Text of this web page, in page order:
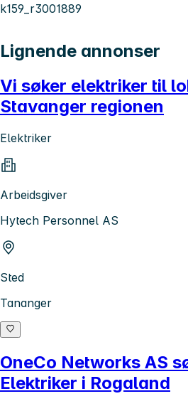
k159_r3001889
Lignende annonser
Vi søker elektriker til
Stavanger regionen
Elektriker
Arbeidsgiver
Hytech Personnel AS
Sted
Tananger
OneCo Networks AS
Elektriker i Rogaland